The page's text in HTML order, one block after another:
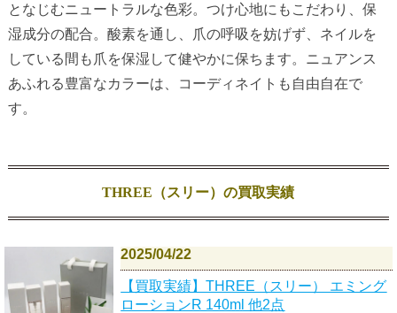
となじむニュートラルな色彩。つけ心地にもこだわり、保
湿成分の配合。酸素を通し、爪の呼吸を妨げず、ネイルを
している間も爪を保湿して健やかに保ちます。ニュアンス
あふれる豊富なカラーは、コーディネイトも自由自在で
す。
THREE（スリー）の買取実績
2025/04/22
【買取実績】THREE（スリー） エミング
ローションR 140ml 他2点